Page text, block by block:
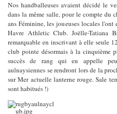
Nos handballeuses avaient décidé le
dans la même salle, pour le compte du
ans Féminine, les joueuses locales
Havre Athletic Club. Joëlle-Tatiana
remarquable en inscrivant à elle seule
club pointe désormais à la cinquième
succès de rang qui en appelle
aulnaysiennes se rendront lors de la
sur Mer actuelle lanterne rouge. Sale
sont habitués !)